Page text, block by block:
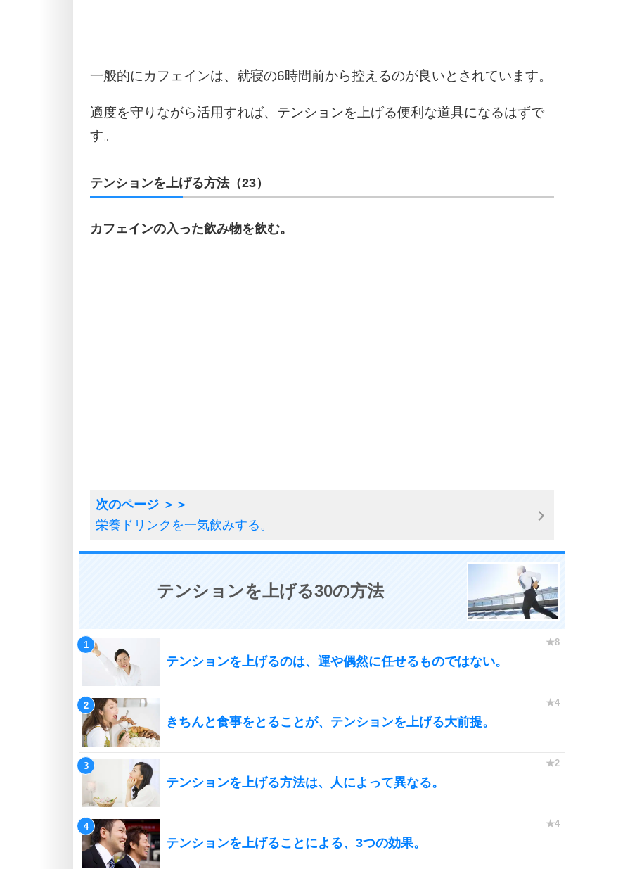
一般的にカフェインは、就寝の6時間前から控えるのが良いとされています。
適度を守りながら活用すれば、テンションを上げる便利な道具になるはずで
す。
テンションを上げる方法（23）
カフェインの入った飲み物を飲む。
栄養ドリンクを一気飲みする。
テンションを上げる30の方法
テンションを上げるのは、運や偶然に任せるものではない。
きちんと食事をとることが、テンションを上げる大前提。
テンションを上げる方法は、人によって異なる。
テンションを上げることによる、3つの効果。